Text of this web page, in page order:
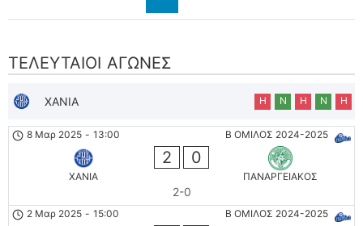
ΤΕΛΕΥΤΑΊΟΙ ΑΓΏΝΕΣ
ΧΑΝΙΑ Η Ν Η Ν Η
Β ΟΜΙΛΟΣ 2024-2025
8 Μαρ 2025 - 13:00
ΧΑΝΙΑ
2 0
ΠΑΝΑΡΓΕΙΑΚΟΣ
2-0
Β ΟΜΙΛΟΣ 2024-2025
2 Μαρ 2025 - 15:00